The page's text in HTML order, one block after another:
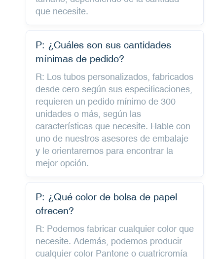
que necesite.
P: ¿Cuáles son sus cantidades
mínimas de pedido?
R: Los tubos personalizados, fabricados
desde cero según sus especificaciones,
requieren un pedido mínimo de 300
unidades o más, según las
características que necesite. Hable con
uno de nuestros asesores de embalaje
y le orientaremos para encontrar la
mejor opción.
P: ¿Qué color de bolsa de papel
ofrecen?
R: Podemos fabricar cualquier color que
necesite. Además, podemos producir
cualquier color Pantone o cuatricromía